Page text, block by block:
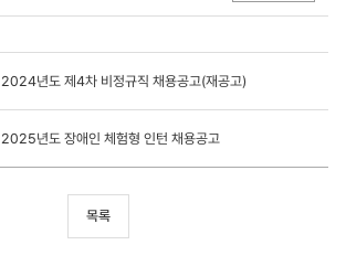
2024년도 제4차 비정규직 채용공고(재공고)
2025년도 장애인 체험형 인턴 채용공고
목록